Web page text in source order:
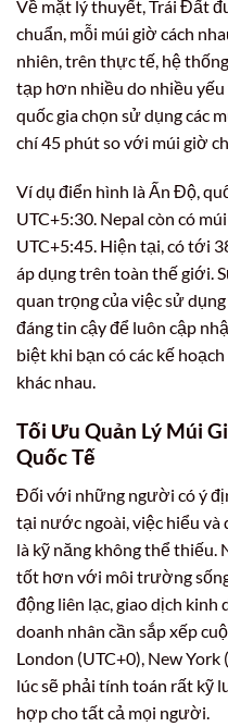
Về mặt lý thuyết, Trái Đất
chuẩn, mỗi múi giờ cách
nhiên, trên thực tế, hệ thống
tạp hơn nhiều do nhiều
quốc gia chọn sử dụng các
chí 45 phút so với múi giờ
Ví dụ điển hình là Ấn Độ,
UTC+5:30. Nepal còn có
UTC+5:45. Hiện tại, có tới
áp dụng trên toàn thế giới.
quan trọng của việc sử
đáng tin cậy để luôn cập
biệt khi bạn có các kế
khác nhau.
Tối Ưu Quản Lý Múi
Quốc Tế
Đối với những người có ý
tại nước ngoài, việc hiểu và
là kỹ năng không thể thiếu.
tốt hơn với môi trường
động liên lạc, giao dịch kinh
doanh nhân cần sắp xếp
London (UTC+0), New York
lúc sẽ phải tính toán rất kỹ
hợp cho tất cả mọi người.